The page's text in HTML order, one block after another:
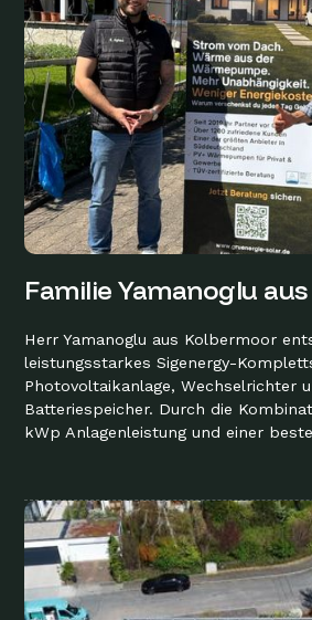
Familie Yamanoglu
Herr Yamanoglu aus Kolbermoor
leistungsstarkes Sigenergy-
Photovoltaikanlage, Wechselrichter
Batteriespeicher. Durch die
kWp Anlagenleistung und einer